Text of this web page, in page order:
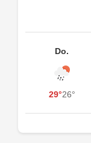
Do.
29°26°